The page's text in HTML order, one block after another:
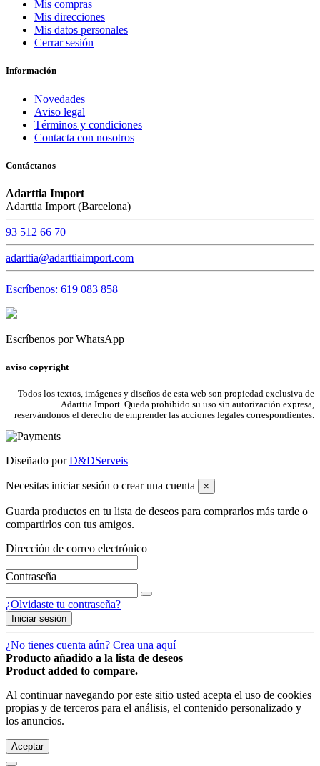
Mis compras
Mis direcciones
Mis datos personales
Cerrar sesión
Información
Novedades
Aviso legal
Términos y condiciones
Contacta con nosotros
Contáctanos
Adarttia Import
Adarttia Import (Barcelona)
93 512 66 70
adarttia@adarttiaimport.com
Escríbenos: 619 083 858
Escríbenos por WhatsApp
aviso copyright
Todos los textos, imágenes y diseños de esta web son propiedad exclusiva de
Adarttia Import. Queda prohibido su uso sin autorización expresa,
reservándonos el derecho de emprender las acciones legales correspondientes.
Diseñado porD&DServeis
Necesitas iniciar sesión o crear una cuenta ×
Guarda productos en tu lista de deseos para comprarlos más tarde o
compartirlos con tus amigos.
Dirección de correo electrónico
Contraseña
¿Olvidaste tu contraseña?
Iniciar sesión
¿No tienes cuenta aún? Crea una aquí
Producto añadido a la lista de deseos
Product added to compare.
Al continuar navegando por este sitio usted acepta el uso de cookies
propias y de terceros para el análisis, el contenido personalizado y
los anuncios.
Aceptar